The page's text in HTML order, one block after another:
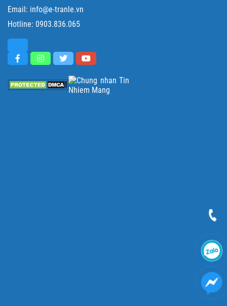
Email: info@e-tranle.vn
Hotline: 0903.836.065